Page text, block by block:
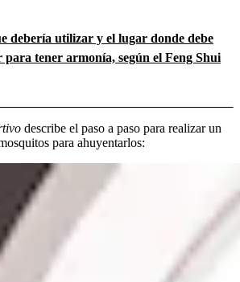
debería utilizar y el lugar donde debe
para tener armonía, según el Feng Shui
describe el paso a paso para realizar un
para ahuyentarlos: